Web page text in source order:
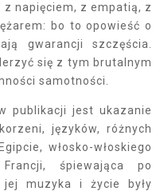
napięciem, z empatią, z
bo to opowieść o
gwarancji szczęścia.
się z tym brutalnym
samotności.
publikacji jest ukazanie
języków, różnych
włosko-włoskiego
śpiewająca po
muzyka i życie były